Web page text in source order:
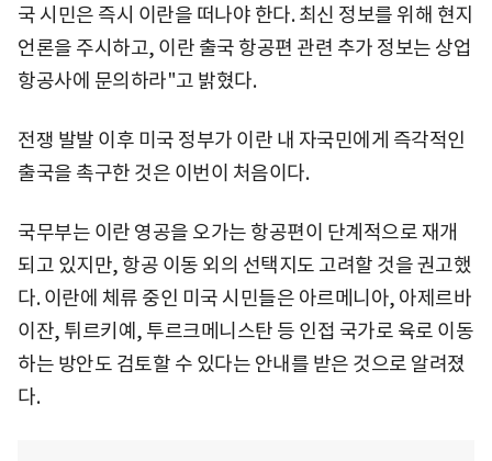
국 시민은 즉시 이란을 떠나야 한다. 최신 정보를 위해 현지
언론을 주시하고, 이란 출국 항공편 관련 추가 정보는 상업
항공사에 문의하라"고 밝혔다.
전쟁 발발 이후 미국 정부가 이란 내 자국민에게 즉각적인
출국을 촉구한 것은 이번이 처음이다.
국무부는 이란 영공을 오가는 항공편이 단계적으로 재개
되고 있지만, 항공 이동 외의 선택지도 고려할 것을 권고했
다. 이란에 체류 중인 미국 시민들은 아르메니아, 아제르바
이잔, 튀르키예, 투르크메니스탄 등 인접 국가로 육로 이동
하는 방안도 검토할 수 있다는 안내를 받은 것으로 알려졌
다.